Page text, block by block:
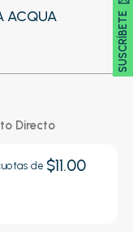
SUSCRÍBETE 🖂
ACQUA
Directo
de $11.00